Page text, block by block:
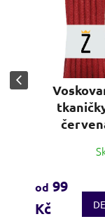
produktu
je
4,7
od 99
Kč